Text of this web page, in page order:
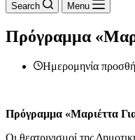
Search Menu
Πρόγραμμα
Ημερομηνία
Πρόγραμμα «Μαριέττα
Οι θεατρινισμοί της